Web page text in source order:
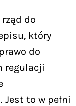
do
który
do
regulacji
Jest to w pełni